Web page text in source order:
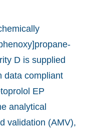
D is supplied
data compliant
EP
analytical
validation (AMV),